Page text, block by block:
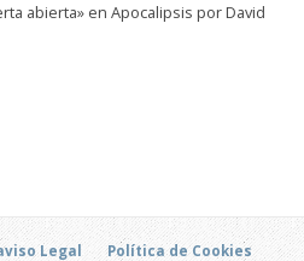
abierta» en Apocalipsis por David
Legal
Política de Cookies